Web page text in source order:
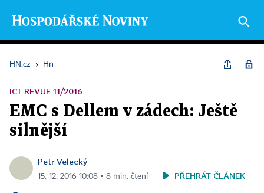
HN.cz › Hn
ICT REVUE 11/2016
EMC s Dellem v zádech: Ještě
silnější
Petr Velecký
15. 12. 2016 10:08 ▪ 8 min. čtení PŘEHRÁT ČLÁNEK